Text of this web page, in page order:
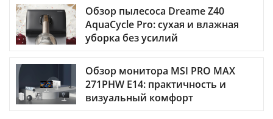
Обзор пылесоса Dreame Z40
AquaCycle Pro: сухая и влажная
уборка без усилий
Обзор монитора MSI PRO MAX
271PHW E14: практичность и
визуальный комфорт